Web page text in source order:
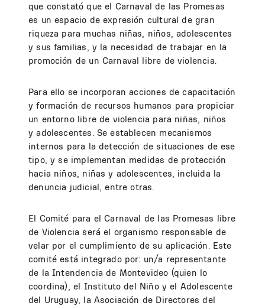
que constató que el Carnaval de las Promesas
es un espacio de expresión cultural de gran
riqueza para muchas niñas, niños, adolescentes
y sus familias, y la necesidad de trabajar en la
promoción de un Carnaval libre de violencia.
Para ello se incorporan acciones de capacitación
y formación de recursos humanos para propiciar
un entorno libre de violencia para niñas, niños
y adolescentes. Se establecen mecanismos
internos para la detección de situaciones de ese
tipo, y se implementan medidas de protección
hacia niños, niñas y adolescentes, incluida la
denuncia judicial, entre otras.
El Comité para el Carnaval de las Promesas libre
de Violencia será el organismo responsable de
velar por el cumplimiento de su aplicación. Este
comité está integrado por: un/a representante
de la Intendencia de Montevideo (quien lo
coordina), el Instituto del Niño y el Adolescente
del Uruguay, la Asociación de Directores del